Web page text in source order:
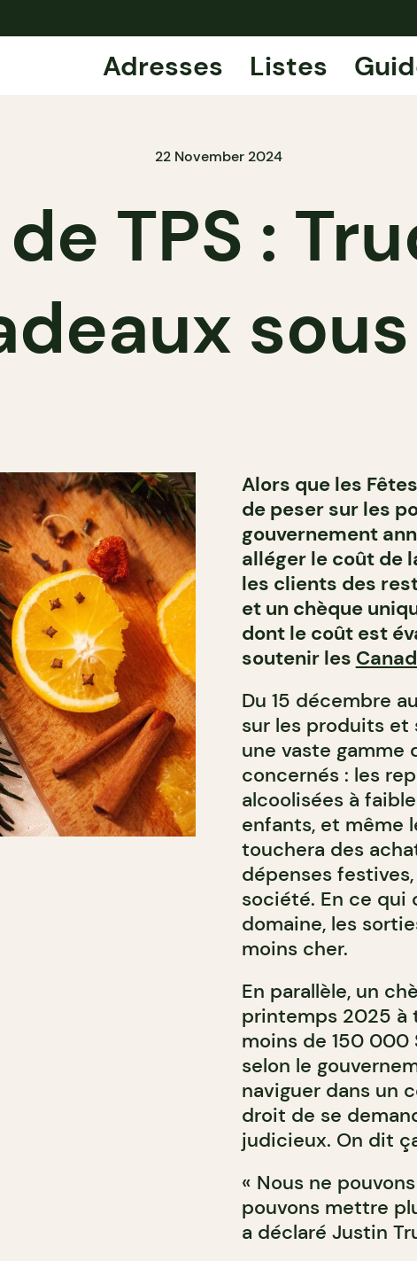
Adresses Listes
22 November 2024
TPS :
Alors que les
de peser sur les
gouvernement
alléger le coût de
les clients des
et un chèque
dont le coût est
soutenir les
Du 15 décembre
sur les produits et
une vaste gamme
concernés : les
alcoolisées à
enfants, et même
touchera des
dépenses
société. En ce
domaine, les
moins cher.
En parallèle, un
printemps 2025 à
moins de 150 000
selon le
naviguer dans un
droit de se
judicieux. On dit
« Nous ne
pouvons mettre
a déclaré Justin